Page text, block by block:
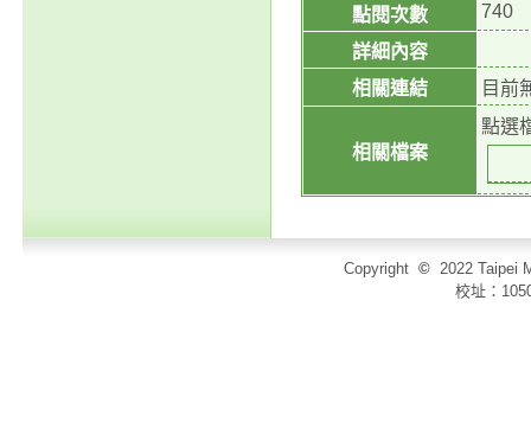
點閱次數
740
詳細內容
相關連結
目前
相關檔案
點選
Copyright © 2022 Taipei
校址：